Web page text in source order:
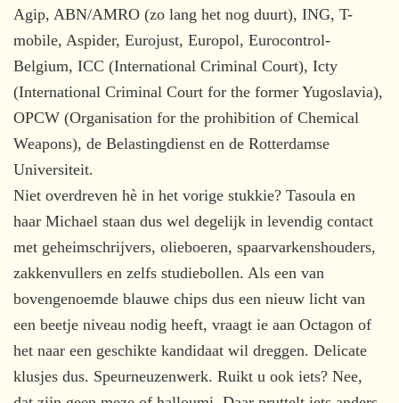
Agip, ABN/AMRO (zo lang het nog duurt), ING, T-
mobile, Aspider, Eurojust, Europol, Eurocontrol-
Belgium, ICC (International Criminal Court), Icty
(International Criminal Court for the former Yugoslavia),
OPCW (Organisation for the prohibition of Chemical
Weapons), de Belastingdienst en de Rotterdamse
Universiteit.
Niet overdreven hè in het vorige stukkie? Tasoula en
haar Michael staan dus wel degelijk in levendig contact
met geheimschrijvers, olieboeren, spaarvarkenshouders,
zakkenvullers en zelfs studiebollen. Als een van
bovengenoemde blauwe chips dus een nieuw licht van
een beetje niveau nodig heeft, vraagt ie aan Octagon of
het naar een geschikte kandidaat wil dreggen. Delicate
klusjes dus. Speurneuzenwerk. Ruikt u ook iets? Nee,